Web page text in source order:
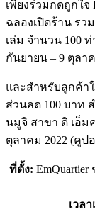
เพียงร่วมกดถูกใจ
ฉลองเปิดร้าน ร
เล่ม จำนวน 100
กันยายน – 9 ตุลา
และสำหรับลูกค้าใ
ส่วนลด 100 บาท
นมูจิ สาขา ดิ เอ็ม
ตุลาคม 2022 (คูป
ที่ตั้ง:
เวล